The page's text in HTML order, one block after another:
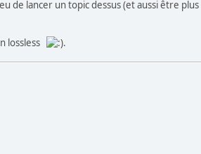
de lancer un topic dessus (et aussi être
lossless
.